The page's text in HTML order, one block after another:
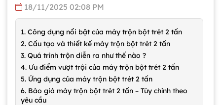
18/11/2025 02:08 PM
1. Công dụng nổi bật của máy trộn bột trét 2 tấn
2. Cấu tạo và thiết kế máy trộn bột trét 2 tấn
3. Quá trình trộn diễn ra như thế nào ?
4. Ưu điểm vượt trội của máy trộn bột trét 2 tấn
5. Ứng dụng của máy trộn bột trét 2 tấn
6. Báo giá máy trộn bột trét 2 tấn – Tùy chỉnh theo
yêu cầu